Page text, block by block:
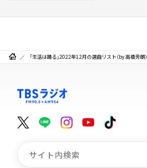
「生活は踊る」2022年12月の選曲リスト（by 高橋芳朗）